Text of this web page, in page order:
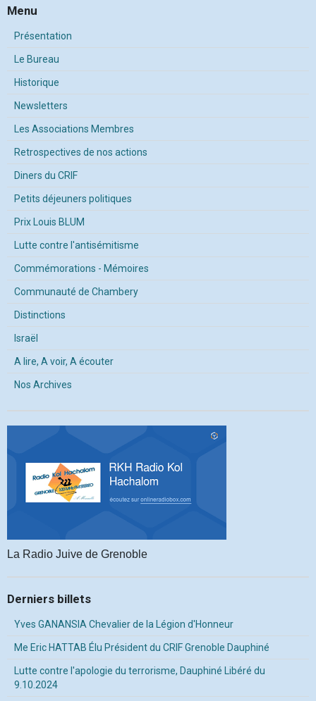
Menu
Présentation
Le Bureau
Historique
Newsletters
Les Associations Membres
Retrospectives de nos actions
Diners du CRIF
Petits déjeuners politiques
Prix Louis BLUM
Lutte contre l'antisémitisme
Commémorations - Mémoires
Communauté de Chambery
Distinctions
Israël
A lire, A voir, A écouter
Nos Archives
La Radio Juive de Grenoble
Derniers billets
Yves GANANSIA Chevalier de la Légion d'Honneur
Me Eric HATTAB Élu Président du CRIF Grenoble Dauphiné
Lutte contre l'apologie du terrorisme, Dauphiné Libéré du
9.10.2024